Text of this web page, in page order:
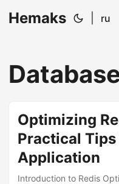
Hemaks ru
Optimizing
Practical Tips
Application
Introduction to Redis